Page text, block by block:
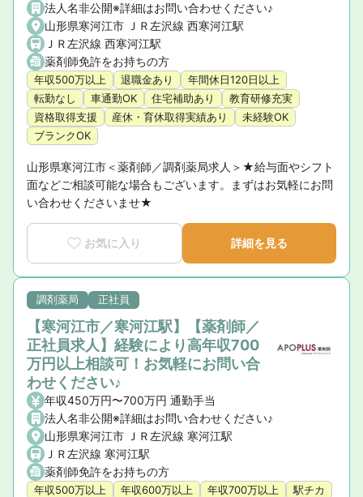
法人名非公開※詳細はお問い合わせください♪
山形県寒河江市 ＪＲ左沢線 西寒河江駅
ＪＲ左沢線 西寒河江駅
薬剤師免許をお持ちの方
年収500万以上 退職金あり
年間休日120日以上
転勤なし
車通勤OK 住宅補助あり
教育研修充実
資格取得支援
産休・育休取得実績あり
未経験OK
ブランクOK
山形県寒河江市＜薬剤師／調剤薬局求人＞★給与面やシフト
面などご相談可能な場合もございます。まずはお気軽にお問
い合わせくださいませ★
お気に入り 詳細を見る
調剤薬局 正社員
【寒河江市／寒河江駅】【薬剤師／
正社員求人】経験により高年収700
万円以上相談可！お気軽にお問い合
わせください♪
年収450万円〜700万円 通勤手当
法人名非公開※詳細はお問い合わせください♪
山形県寒河江市 ＪＲ左沢線 寒河江駅
ＪＲ左沢線 寒河江駅
薬剤師免許をお持ちの方
年収500万以上 年収600万以上 年収700万以上
駅チカ